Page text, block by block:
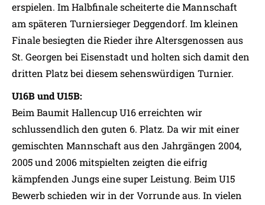
erspielen. Im Halbfinale scheiterte die Mannschaft
am späteren Turniersieger Deggendorf. Im kleinen
Finale besiegten die Rieder ihre Altersgenossen aus
St. Georgen bei Eisenstadt und holten sich damit den
dritten Platz bei diesem sehenswürdigen Turnier.
U16B und U15B:
Beim Baumit Hallencup U16 erreichten wir
schlussendlich den guten 6. Platz. Da wir mit einer
gemischten Mannschaft aus den Jahrgängen 2004,
2005 und 2006 mitspielten zeigten die eifrig
kämpfenden Jungs eine super Leistung. Beim U15
Bewerb schieden wir in der Vorrunde aus. In vielen